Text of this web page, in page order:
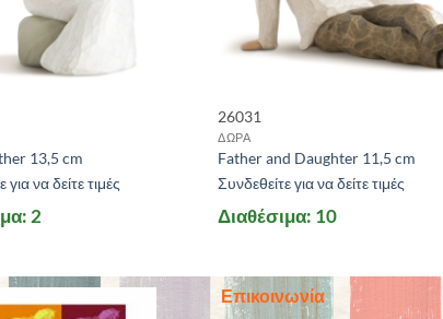
13,5 cm
για να δείτε τιμές
2
26031
ΔΩΡΑ
Father and Daughter 11,5 cm
Συνδεθείτε για να δείτε τιμές
Διαθέσιμα: 10
Επικοινωνία